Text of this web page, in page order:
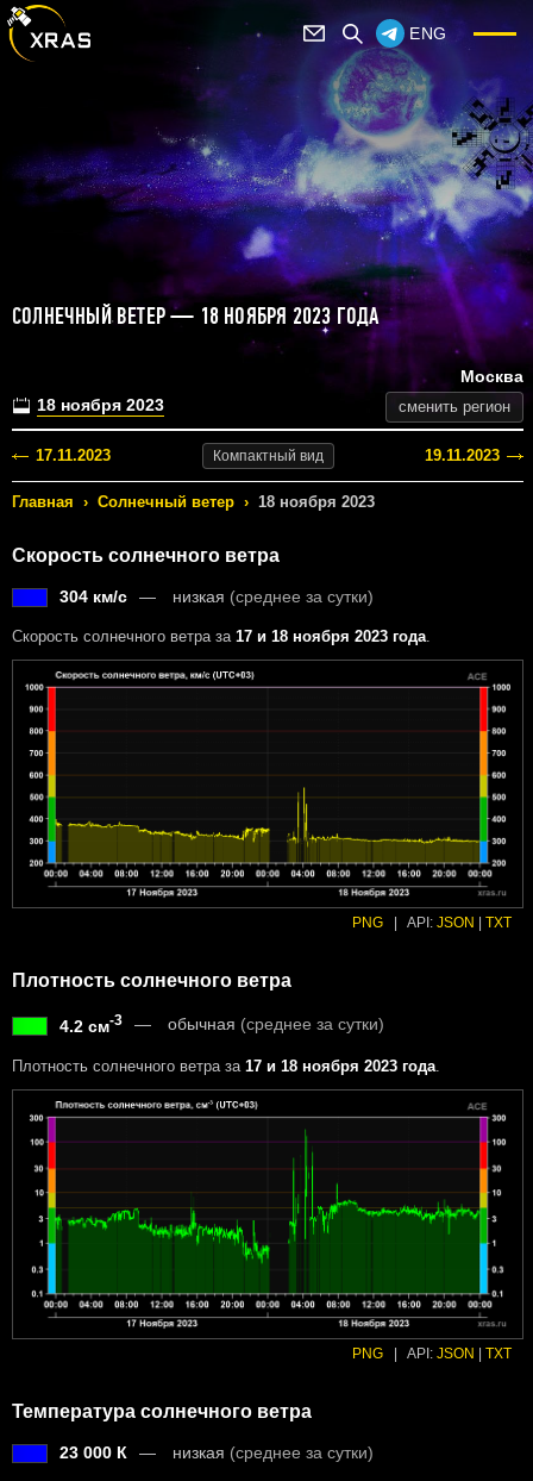
ENG
СОЛНЕЧНЫЙ ВЕТЕР — 18 НОЯБРЯ 2023 ГОДА
18 ноября 2023
Москва
сменить регион
17.11.2023 Компактный вид 19.11.2023
Главная › Солнечный ветер › 18 ноября 2023
Скорость солнечного ветра
304 км/с низкая (среднее за сутки)
Скорость солнечного ветра за 17 и 18 ноября 2023 года
PNG API: JSON TXT
Плотность солнечного ветра
4.2 см-3 обычная (среднее за сутки)
Плотность солнечного ветра за 17 и 18 ноября 2023 года.
PNG | API: JSON | TXT
Температура солнечного ветра
23 000 К низкая (среднее за сутки)